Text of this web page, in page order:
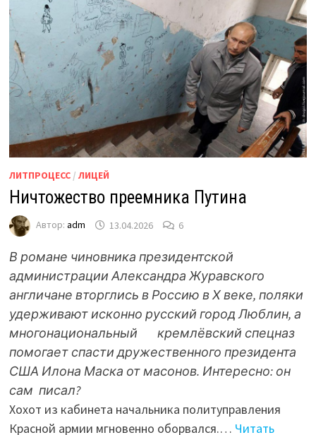
ЛИТПРОЦЕСС/ ЛИЦЕЙ
Ничтожество преемника Путина
Автор: adm 13.04.2026 6
В романе чиновника президентской
администрации Александра Журавского
англичане вторглись в Россию в Х веке, поляки
удерживают исконно русский город Люблин, а
многонациональный кремлёвский спецназ
помогает спасти дружественного президента
США Илона Маска от масонов. Интересно: он
сам писал?
Хохот из кабинета начальника политуправления
Красной армии мгновенно оборвался.… Читать